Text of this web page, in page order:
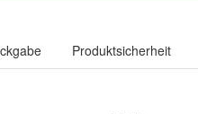
Produktsicherheit